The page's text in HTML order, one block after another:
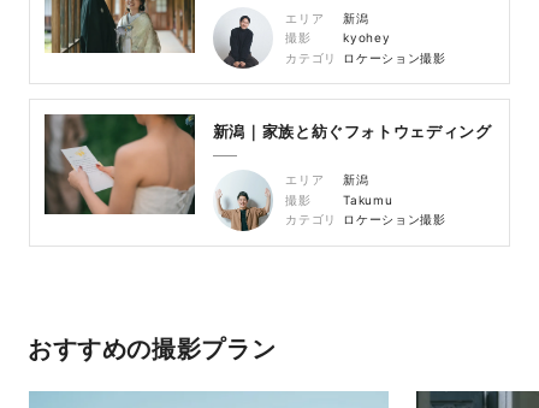
エリア
新潟
撮影
kyohey
カテゴリ
ロケーション撮影
新潟｜家族と紡ぐフォトウェディング
エリア
新潟
撮影
Takumu
カテゴリ
ロケーション撮影
おすすめの撮影プラン